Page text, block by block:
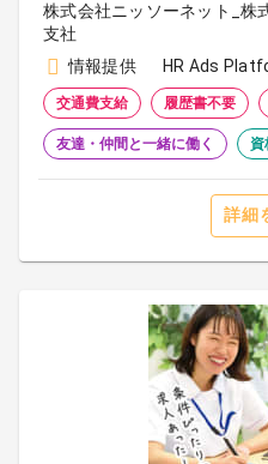
株式会社ニッソーネット_株
支社
情報提供
HR Ads
交通費支給 履歴書不要
友達・仲間と一緒に働く 資
詳細